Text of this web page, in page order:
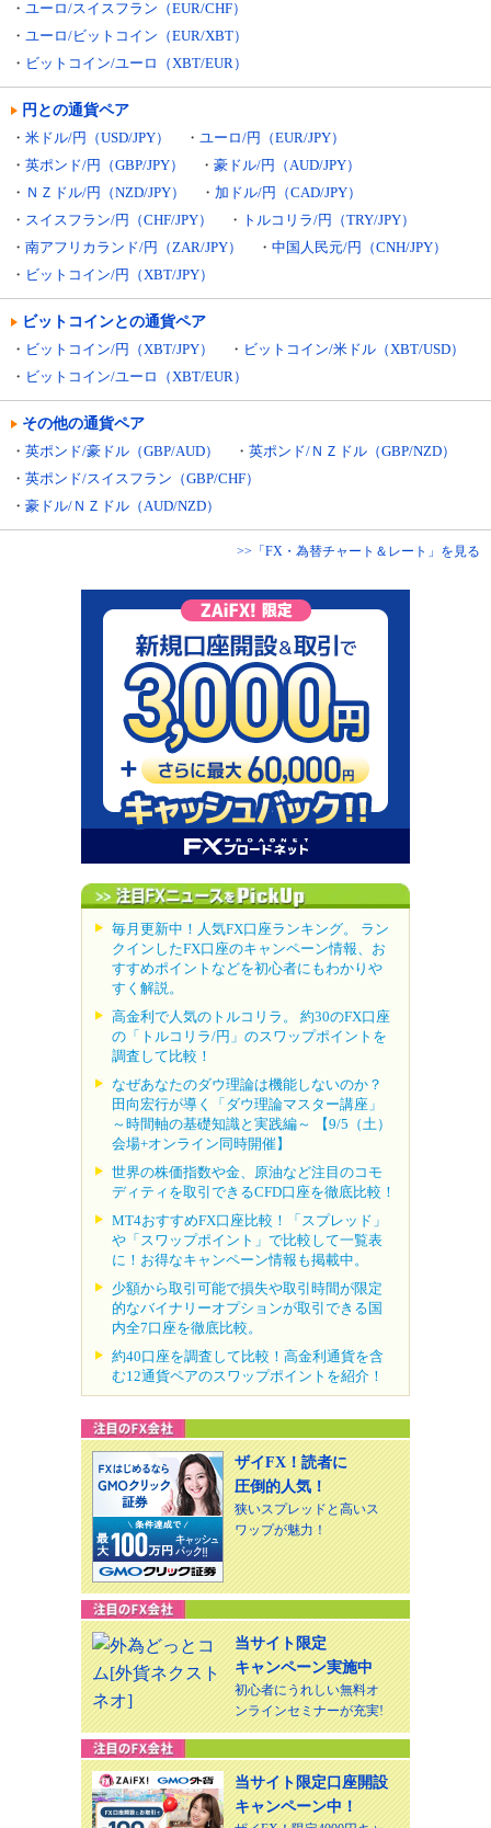
・ ユーロ/スイスフラン（EUR/CHF）
・ ユーロ/ビットコイン（EUR/XBT）
・ ビットコイン/ユーロ（XBT/EUR）
円との通貨ペア
・ 米ドル/円（USD/JPY） ・ ユーロ/円（EUR/JPY）
・ 英ポンド/円（GBP/JPY） ・ 豪ドル/円（AUD/JPY）
・ ＮＺドル/円（NZD/JPY） ・ 加ドル/円（CAD/JPY）
・ スイスフラン/円（CHF/JPY） ・ トルコリラ/円（TRY/JPY）
・ 南アフリカランド/円（ZAR/JPY） ・ 中国人民元/円（CNH/JPY）
・ ビットコイン/円（XBT/JPY）
ビットコインとの通貨ペア
・ ビットコイン/円（XBT/JPY） ・ ビットコイン/米ドル（XBT/USD）
・ ビットコイン/ユーロ（XBT/EUR）
その他の通貨ペア
・ 英ポンド/豪ドル（GBP/AUD） ・ 英ポンド/ＮＺドル（GBP/NZD）
・ 英ポンド/スイスフラン（GBP/CHF）
・ 豪ドル/ＮＺドル（AUD/NZD）
>>「FX・為替チャート＆レート」を見る
毎月更新中！人気FX口座ランキング。 ラン
クインしたFX口座のキャンペーン情報、お
すすめポイントなどを初心者にもわかりや
すく解説。
高金利で人気のトルコリラ。 約30のFX口座
の「トルコリラ/円」のスワップポイントを
調査して比較！
なぜあなたのダウ理論は機能しないのか？
田向宏行が導く「ダウ理論マスター講座」
～時間軸の基礎知識と実践編～ 【9/5（土）
会場+オンライン同時開催】
世界の株価指数や金、原油など注目のコモ
ディティを取引できるCFD口座を徹底比較！
MT4おすすめFX口座比較！「スプレッド」
や「スワップポイント」で比較して一覧表
に！お得なキャンペーン情報も掲載中。
少額から取引可能で損失や取引時間が限定
的なバイナリーオプションが取引できる国
内全7口座を徹底比較。
約40口座を調査して比較！高金利通貨を含
む12通貨ペアのスワップポイントを紹介！
ザイFX！読者に
圧倒的人気！
狭いスプレッドと高いス
ワップが魅力！
当サイト限定
キャンペーン実施中
初心者にうれしい無料オ
ンラインセミナーが充実!
当サイト限定口座開設
キャンペーン中！